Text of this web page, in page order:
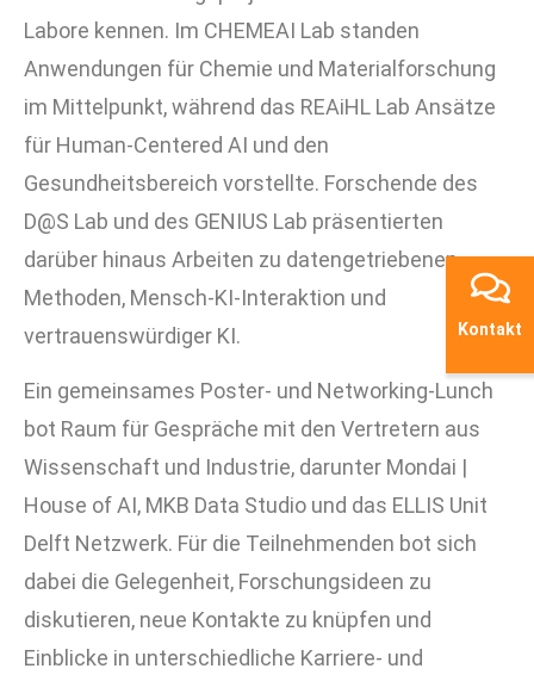
Labore kennen. Im CHEMEAI Lab standen
Anwendungen für Chemie und Materialforschung
im Mittelpunkt, während das REAiHL Lab Ansätze
für Human-Centered AI und den
Gesundheitsbereich vorstellte. Forschende des
D@S Lab und des GENIUS Lab präsentierten
darüber hinaus Arbeiten zu datengetriebenen
Methoden, Mensch-KI-Interaktion und
vertrauenswürdiger KI.
Ein gemeinsames Poster- und Networking-Lunch
bot Raum für Gespräche mit den Vertretern aus
Wissenschaft und Industrie, darunter Mondai |
House of AI, MKB Data Studio und das ELLIS Unit
Delft Netzwerk. Für die Teilnehmenden bot sich
dabei die Gelegenheit, Forschungsideen zu
diskutieren, neue Kontakte zu knüpfen und
Einblicke in unterschiedliche Karriere- und
Kontakt